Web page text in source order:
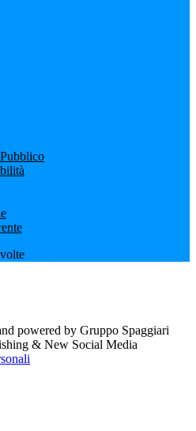
volte
powered by Gruppo Spaggiari
& New Social Media